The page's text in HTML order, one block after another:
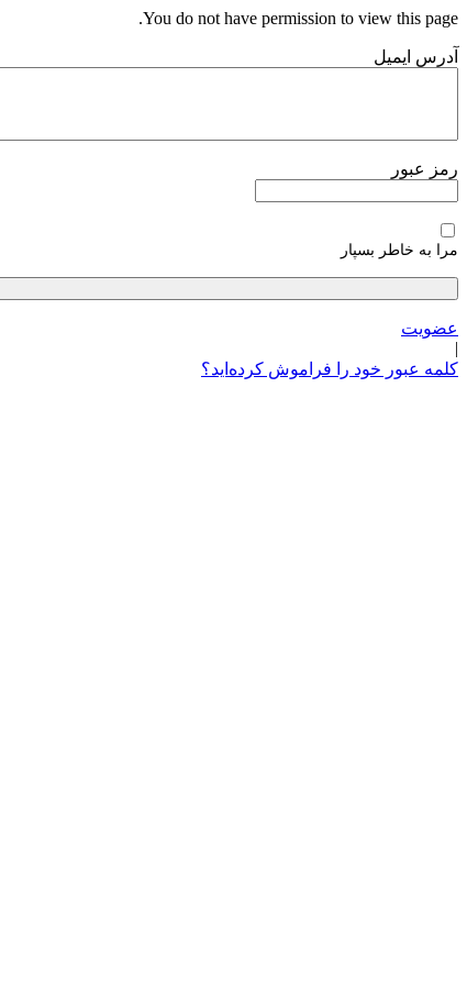
پرش
محتوا
You do not have permission to view this page.
آدرس ایمیل
رمز عبور
مرا به خاطر بسپار
عضویت
|
کلمه عبور خود را فراموش کرده‌اید؟